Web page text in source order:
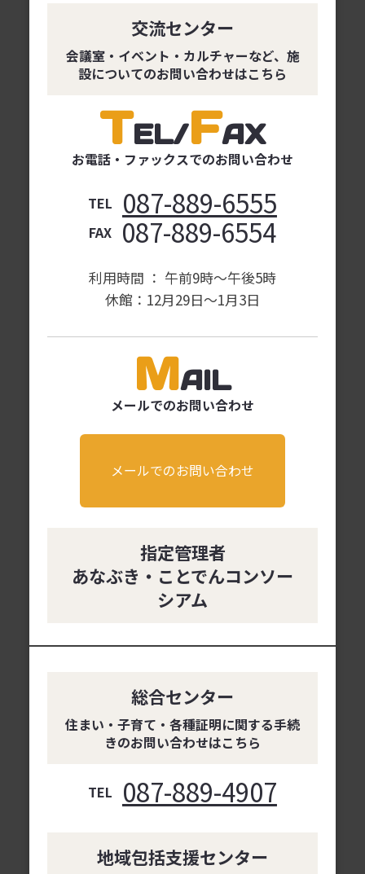
交流センター
会議室・イベント・カルチャーなど、 施
設についてのお問い合わせはこちら
TEL/FAX
お電話・ファックスでのお問い合わせ
TEL 087-889-6555
FAX 087-889-6554
利用時間 ： 午前9時〜午後5時
休館：12月29日～1月3日
MAIL
メールでのお問い合わせ
メールでのお問い合わせ
指定管理者
あなぶき・ことでんコンソー
シアム
総合センター
住まい・子育て・各種証明に関する手続
きのお問い合わせはこちら
TEL 087-889-4907
地域包括支援センター